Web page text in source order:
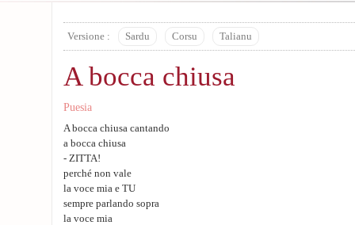
Versione : Sardu Corsu Talianu
A bocca chiusa
Puesia
A bocca chiusa cantando
a bocca chiusa
- ZITTA!
perché non vale
la voce mia e TU
sempre parlando sopra
la voce mia